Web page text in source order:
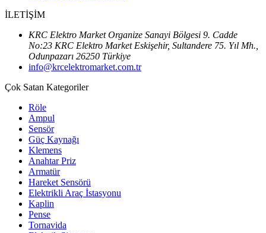
İLETİŞİM
KRC Elektro Market Organize Sanayi Bölgesi 9. Cadde
No:23 KRC Elektro Market Eskişehir, Sultandere 75. Yıl Mh.,
Odunpazarı 26250 Türkiye
info@krcelektromarket.com.tr
Çok Satan Kategoriler
Röle
Ampul
Sensör
Güç Kaynağı
Klemens
Anahtar Priz
Armatür
Hareket Sensörü
Elektrikli Araç İstasyonu
Kaplin
Pense
Tornavida